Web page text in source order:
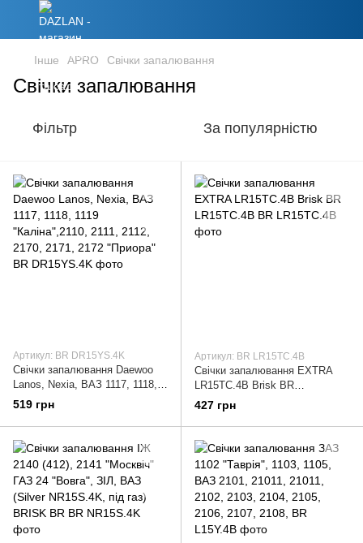
Інше APRO Свічки запалювання
Свічки запалювання
Фільтр За популярністю
Артикул: BR DR15YS.4K
Свічки запалювання Daewoo
Lanos, Nexia, ВАЗ 1117, 1118,
1119 "Каліна",2110, 2111, 2112,
2170, 2171, 2172 "Приора"
519 грн
Артикул: BR LR15TC.4B
Свічки запалювання EXTRA
LR15TC.4B Brisk BR
LR15TC.4B
427 грн